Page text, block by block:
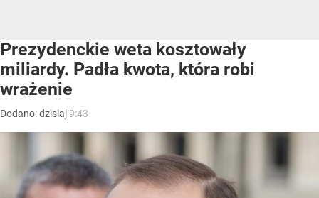
Prezydenckie weta kosztowały
miliardy. Padła kwota, która robi
wrażenie
Dodano:dzisiaj9:43